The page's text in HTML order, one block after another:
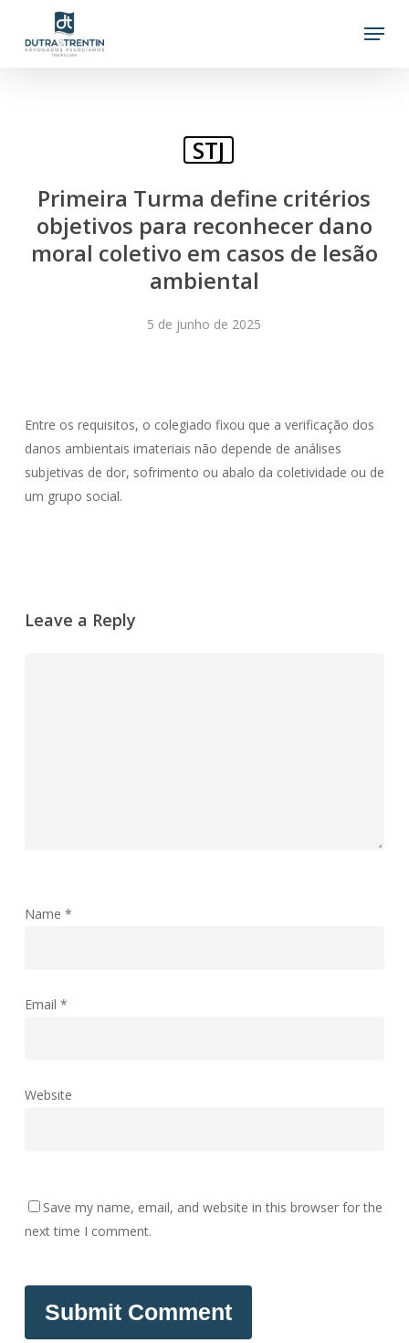
Menu
STJ
Primeira Turma define critérios
objetivos para reconhecer dano
moral coletivo em casos de lesão
ambiental
5 de junho de 2025
Entre os requisitos, o colegiado fixou que a verificação dos
danos ambientais imateriais não depende de análises
subjetivas de dor, sofrimento ou abalo da coletividade ou de
um grupo social.
Leave a Reply
Name *
Email *
Website
Save my name, email, and website in this browser for the
next time I comment.